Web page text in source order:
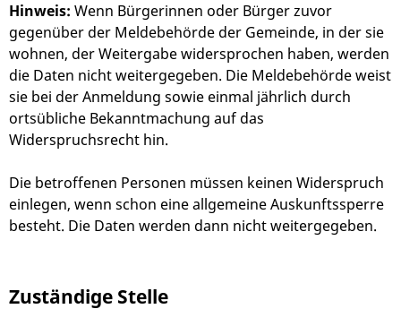
Hinweis: Wenn Bürgerinnen oder Bürger zuvor
gegenüber der Meldebehörde der Gemeinde, in der sie
wohnen, der Weitergabe widersprochen haben, werden
die Daten nicht weitergegeben. Die Meldebehörde weist
sie bei der Anmeldung sowie einmal jährlich durch
ortsübliche Bekanntmachung auf das
Widerspruchsrecht hin.
Die betroffenen Personen müssen keinen Widerspruch
einlegen, wenn schon eine allgemeine Auskunftssperre
besteht. Die Daten werden dann nicht weitergegeben.
Zuständige Stelle